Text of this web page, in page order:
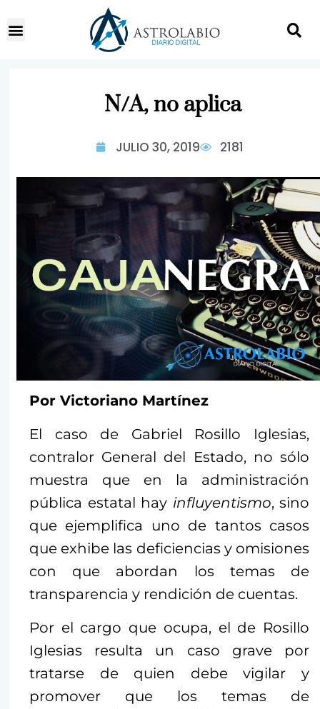
N/A, no aplica
JULIO 30, 2019 2181
Por Victoriano Martínez
El caso de Gabriel Rosillo Iglesias,
contralor General del Estado, no sólo
muestra que en la administración
pública estatal hay influyentismo, sino
que ejemplifica uno de tantos casos
que exhibe las deficiencias y omisiones
con que abordan los temas de
transparencia y rendición de cuentas.
Por el cargo que ocupa, el de Rosillo
Iglesias resulta un caso grave por
tratarse de quien debe vigilar y
promover que los temas de